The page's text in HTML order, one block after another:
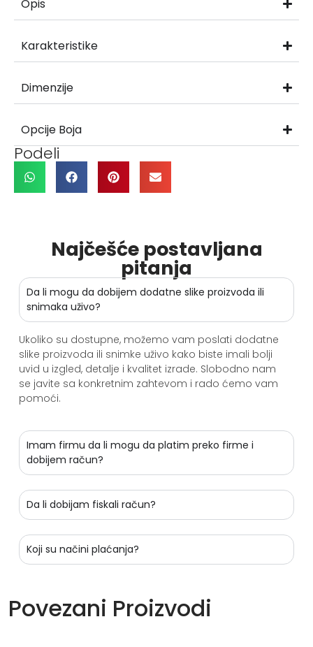
Opis
Karakteristike
Dimenzije
Opcije Boja
Podeli
Najčešće postavljana
pitanja
Da li mogu da dobijem dodatne slike proizvoda ili
snimaka uživo?
Ukoliko su dostupne, možemo vam poslati dodatne
slike proizvoda ili snimke uživo kako biste imali bolji
uvid u izgled, detalje i kvalitet izrade. Slobodno nam
se javite sa konkretnim zahtevom i rado ćemo vam
pomoći.
Imam firmu da li mogu da platim preko firme i
dobijem račun?
Da li dobijam fiskali račun?
Koji su načini plaćanja?
Povezani Proizvodi